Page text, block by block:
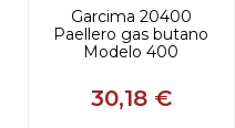
Garcima 20400
Paellero gas butano
Modelo 400
30,18 €